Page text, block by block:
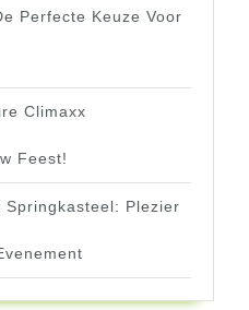
Perfecte Keuze Voor
Climaxx
Feest!
Springkasteel: Plezier